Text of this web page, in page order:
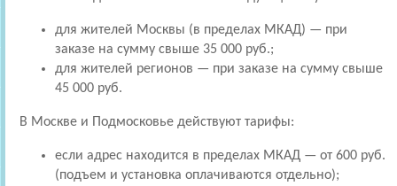
для жителей Москвы (в пределах МКАД) — при
заказе на сумму свыше 35 000 руб.;
для жителей регионов — при заказе на сумму свыше
45 000 руб.
В Москве и Подмосковье действуют тарифы:
если адрес находится в пределах МКАД — от 600 руб.
(подъем и установка оплачиваются отдельно);